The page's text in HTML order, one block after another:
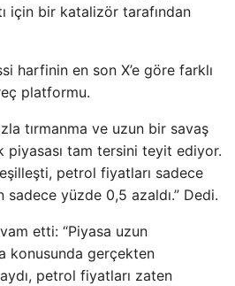
için bir katalizör tarafından
harfinin en son X’e göre farklı
platformu.
tırmanma ve uzun bir savaş
piyasası tam tersini teyit ediyor.
petrol fiyatları sadece
sadece yüzde 0,5 azaldı.” Dedi.
etti: “Piyasa uzun
konusunda gerçekten
petrol fiyatları zaten